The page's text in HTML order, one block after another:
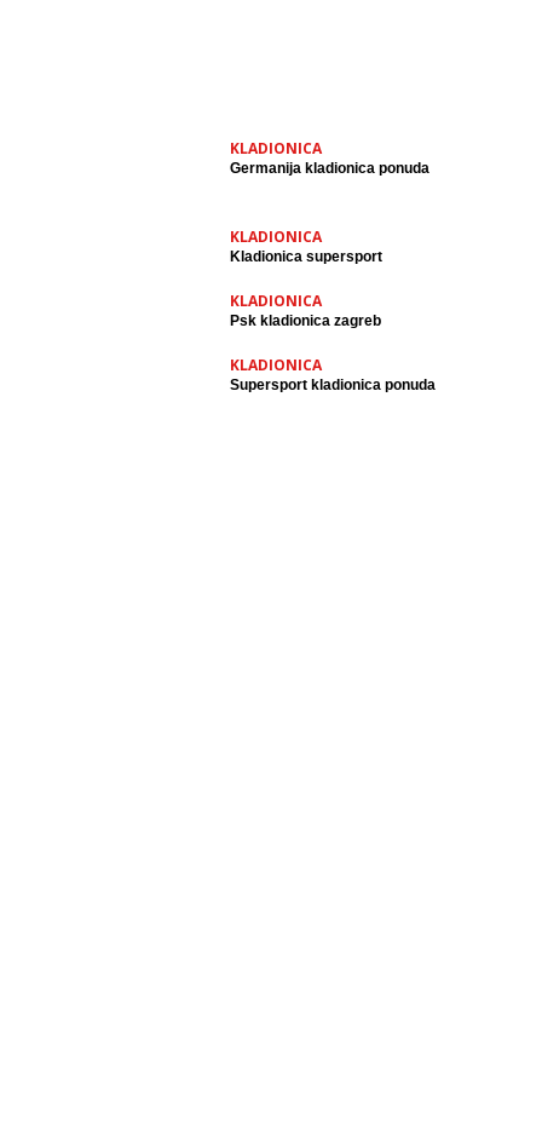
KLADIONICA
Germanija kladionica ponuda
KLADIONICA
Kladionica supersport
KLADIONICA
Psk kladionica zagreb
KLADIONICA
Supersport kladionica ponuda